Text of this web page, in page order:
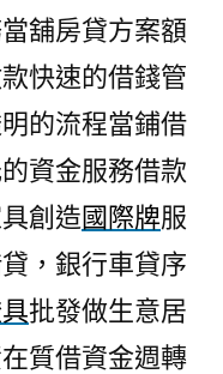
舖房貸方案額
快速的借錢管
的流程當鋪借
資金服務借款
創造國際牌服
，銀行車貸序
批發做生意居
質借資金週轉